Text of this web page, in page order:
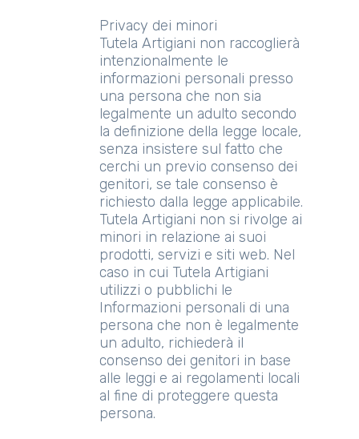
Privacy dei minori
Tutela Artigiani non raccoglierà
intenzionalmente le
informazioni personali presso
una persona che non sia
legalmente un adulto secondo
la definizione della legge locale,
senza insistere sul fatto che
cerchi un previo consenso dei
genitori, se tale consenso è
richiesto dalla legge applicabile.
Tutela Artigiani non si rivolge ai
minori in relazione ai suoi
prodotti, servizi e siti web. Nel
caso in cui Tutela Artigiani
utilizzi o pubblichi le
Informazioni personali di una
persona che non è legalmente
un adulto, richiederà il
consenso dei genitori in base
alle leggi e ai regolamenti locali
al fine di proteggere questa
persona.